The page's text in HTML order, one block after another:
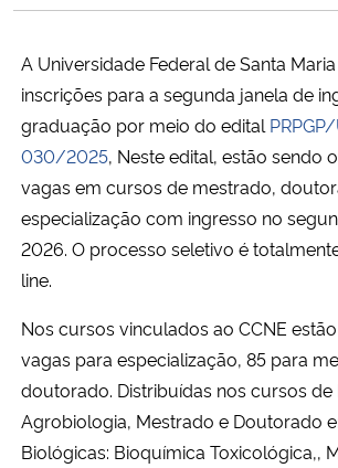
Ministério do Desenvolvimento Regional
Controladoria-Geral da União
Ministério da Mulher, da Família e dos Direitos
Secretaria-Geral
Secretaria de Governo
Gabinete de Segurança Institucional
Advocacia-Geral da União
A Universidade Federal de Santa Maria
inscrições para a segunda janela de
graduação por meio do edital
030/2025, Neste edital, estão sendo
vagasem cursos de mestrado,
especialização com ingresso no
2026. O processo seletivo é
line.
Nos cursos vinculados ao CCNE
vagas para especialização, 85 para
doutorado. Distribuídas nos cursos
Agrobiologia, Mestrado e Doutorado
Biológicas: Bioquímica Toxicológica,,